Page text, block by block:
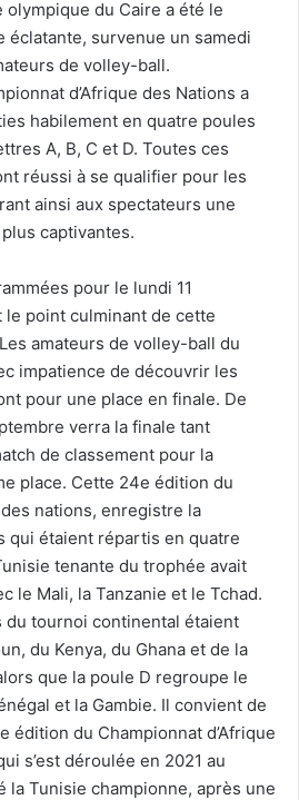
olympique du Caire a été le
survenue un samedi
de volley-ball.
d’Afrique des Nations a
habilement en quatre poules
A, B, C et D. Toutes ces
réussi à se qualifier pour les
ainsi aux spectateurs une
captivantes.
pour le lundi 11
point culminant de cette
amateurs de volley-ball du
impatience de découvrir les
pour une place en finale. De
verra la finale tant
de classement pour la
place. Cette 24e édition du
nations, enregistre la
qui étaient répartis en quatre
tenante du trophée avait
le Mali, la Tanzanie et le Tchad.
du tournoi continental étaient
du Kenya, du Ghana et de la
que la poule D regroupe le
et la Gambie. Il convient de
édition du Championnat d’Afrique
s’est déroulée en 2021 au
la Tunisie championne, après une